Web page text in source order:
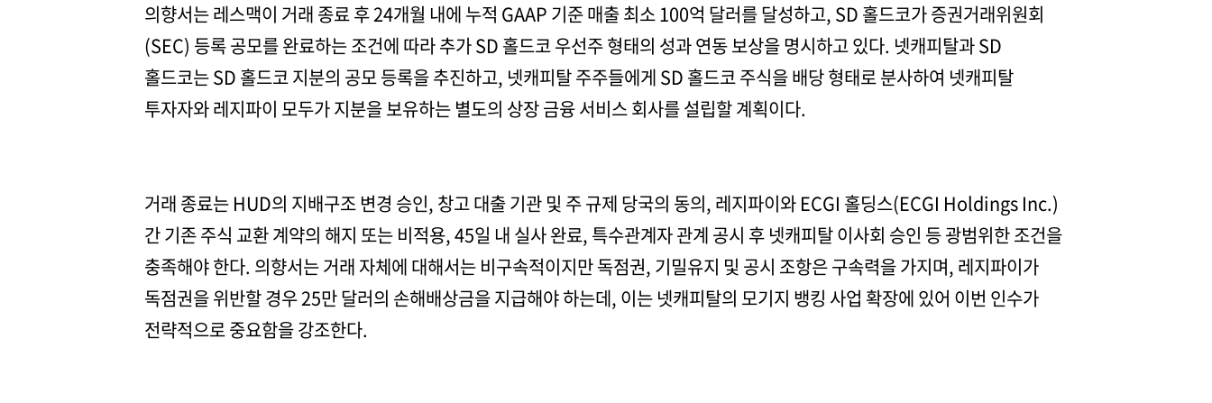
의향서는 레스맥이 거래 종료 후 24개월 내에 누적 GAAP 기준 매출 최소 100억 달러를 달성하고, SD 홀드코가 증권거래위원회
(SEC) 등록 공모를 완료하는 조건에 따라 추가 SD 홀드코 우선주 형태의 성과 연동 보상을 명시하고 있다. 넷캐피탈과 SD
홀드코는 SD 홀드코 지분의 공모 등록을 추진하고, 넷캐피탈 주주들에게 SD 홀드코 주식을 배당 형태로 분사하여 넷캐피탈
투자자와 레지파이 모두가 지분을 보유하는 별도의 상장 금융 서비스 회사를 설립할 계획이다.
거래 종료는 HUD의 지배구조 변경 승인, 창고 대출 기관 및 주 규제 당국의 동의, 레지파이와 ECGI 홀딩스(ECGI Holdings Inc.)
간 기존 주식 교환 계약의 해지 또는 비적용, 45일 내 실사 완료, 특수관계자 관계 공시 후 넷캐피탈 이사회 승인 등 광범위한 조건을
충족해야 한다. 의향서는 거래 자체에 대해서는 비구속적이지만 독점권, 기밀유지 및 공시 조항은 구속력을 가지며, 레지파이가
독점권을 위반할 경우 25만 달러의 손해배상금을 지급해야 하는데, 이는 넷캐피탈의 모기지 뱅킹 사업 확장에 있어 이번 인수가
전략적으로 중요함을 강조한다.